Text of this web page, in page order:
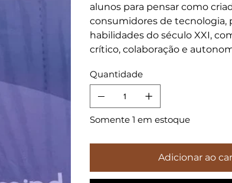
alunos para pensar como
consumidores de tecnologia,
habilidades do século XXI,
crítico, colaboração e
Quantidade
Somente 1 em estoque
Adicionar ao